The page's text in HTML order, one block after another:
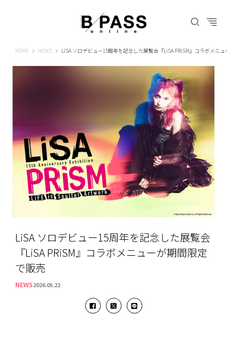
HOME B-PASS ONLINE
NEWS LiSA ソロデビュー15周年を記念した展覧会『LiSA PRiSM』コラボメニ
LiSA ソロデビュー15周年を記念した展覧会
『LiSA PRiSM』コラボメニューが期間限定
で販売
NEWS2026.05.22